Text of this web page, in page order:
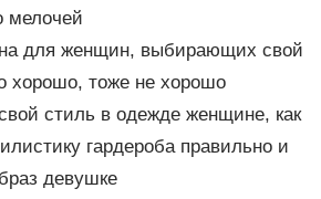
мелочей
для женщин, выбирающих свой
хорошо, тоже не хорошо
стиль в одежде женщине, как
гардероба правильно и
девушке